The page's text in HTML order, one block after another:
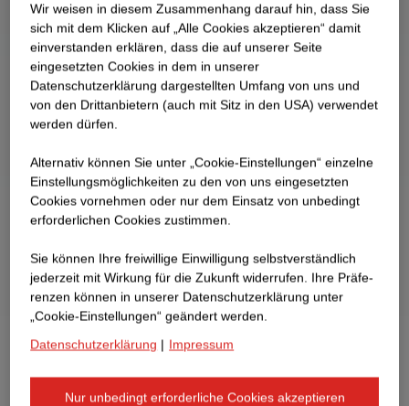
Wir weisen in diesem Zusammenhang darauf hin, dass Sie
sich mit dem Klicken auf „Alle Cookies akzeptieren“ damit
ein­ver­standen erklären, dass die auf unserer Seite
eingesetzten Cookies in dem in unserer
Datenschutzerklärung dargestellten Umfang von uns und
von den Drittanbietern (auch mit Sitz in den USA) verwendet
werden dürfen.
Alternativ können Sie unter „Cookie-Einstellungen“ einzelne
Einstellungsmöglichkeiten zu den von uns eingesetzten
Cookies vornehmen oder nur dem Einsatz von unbedingt
erforderlichen Cookies zustimmen.
Sie können Ihre freiwillige Einwilligung selbstverständlich
jederzeit mit Wirkung für die Zukunft widerrufen. Ihre Prä­fe­
renzen können in unserer Datenschutzerklärung unter
„Cookie-Einstellungen“ geändert werden.
Datenschutzerklärung | Impressum
Nur unbedingt erforderliche Cookies akzeptieren